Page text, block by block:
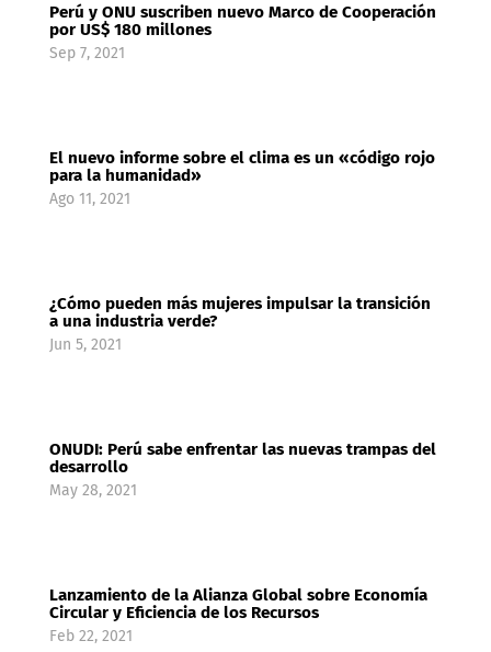
Perú y ONU suscriben nuevo Marco de Cooperación
por US$ 180 millones
Sep 7, 2021
El nuevo informe sobre el clima es un «código rojo
para la humanidad»
Ago 11, 2021
¿Cómo pueden más mujeres impulsar la transición
a una industria verde?
Jun 5, 2021
ONUDI: Perú sabe enfrentar las nuevas trampas del
desarrollo
May 28, 2021
Lanzamiento de la Alianza Global sobre Economía
Circular y Eficiencia de los Recursos
Feb 22, 2021